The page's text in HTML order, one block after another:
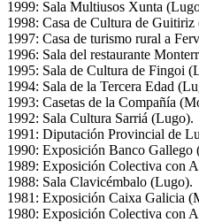
1999: Sala Multiusos Xunta
1998: Casa de Cultura de
1997: Casa de turismo rural a
1996: Sala del restaurante
1995: Sala de Cultura de Fingoi
1994: Sala de la Tercera Edad
1993: Casetas de la Compañía
1992: Sala Cultura Sarriá (Lugo).
1991: Diputación Provincial de
1990: Exposición Banco Gallego
1989: Exposición Colectiva con
1988: Sala Clavicémbalo (Lugo).
1981: Exposición Caixa Galicia
1980: Exposición Colectiva con